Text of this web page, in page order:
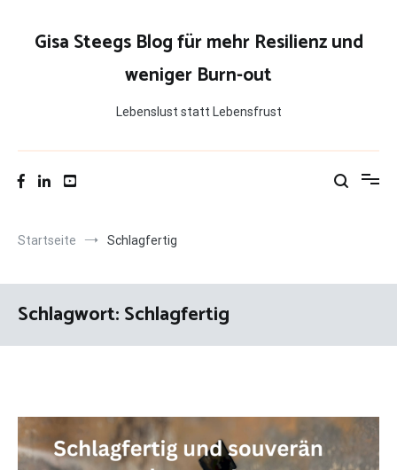
springenGisa Steegs Blog für mehr Resilienz und
weniger Burn-out
Lebenslust statt Lebensfrust
Startseite Schlagfertig
Schlagwort:Schlagfertig